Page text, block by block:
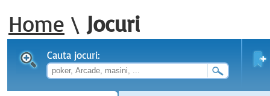
Home \ Jocuri
Cauta jocuri: